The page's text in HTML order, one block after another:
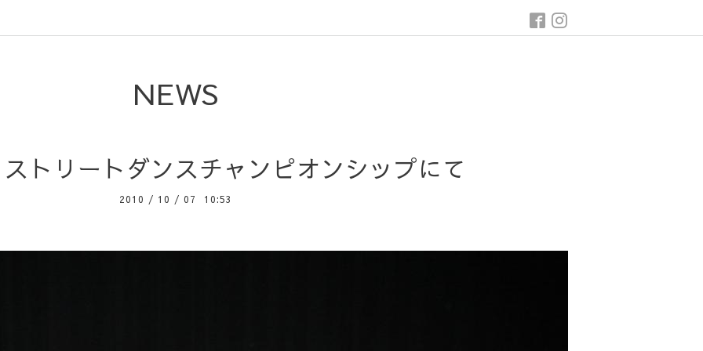
NEWS
トリートダンスチャンピオンシップにて
2010 / 10 / 07 10:53